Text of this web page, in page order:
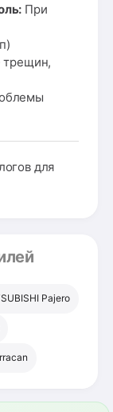
При
трещин,
для
Pajero